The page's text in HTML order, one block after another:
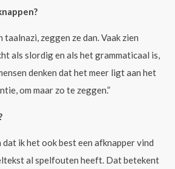
taalnazi, zeggen ze dan. Vaak zien
als slordig en als het grammaticaal is,
denken dat het meer ligt aan het
om maar zo te zeggen.”
dat ik het ook best een afknapper vind
al spelfouten heeft. Dat betekent